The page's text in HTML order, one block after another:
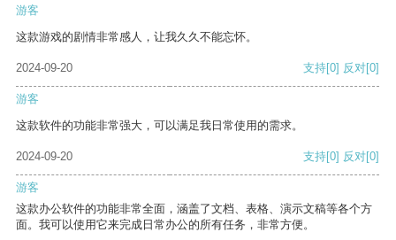
游客
这款游戏的剧情非常感人，让我久久不能忘怀。
2024-09-20 支持[0] 反对[0]
游客
这款软件的功能非常强大，可以满足我日常使用的需求。
2024-09-20 支持[0] 反对[0]
游客
这款办公软件的功能非常全面，涵盖了文档、表格、演示文稿等各个方
面。我可以使用它来完成日常办公的所有任务，非常方便。